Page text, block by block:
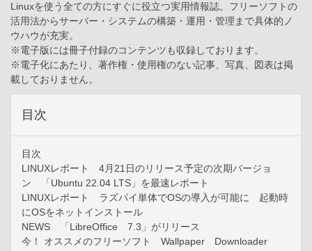
Linuxを使う全ての方にすぐに役立つ実用情報誌。フリーソフトの
活用法からサーバー・システムの構築・運用・管理まで具体的ノ
ウハウが充実。
※電子版には冊子付録のコンテンツも収録しております。
※電子化にあたり、著作権・使用権のない記事、写真、図表は掲
載しておりません。
目次
目次
LINUXレポート 4月21日のリリース予定の次期バージョ
ン 「Ubuntu 22.04 LTS」を最速レポート
LINUXレポート ラズパイ単体でOSの導入が可能に 起動時
にOSをネットインストール
NEWS 「LibreOffice 7.3」がリリース
今！ オススメのフリーソフト Wallpaper Downloader